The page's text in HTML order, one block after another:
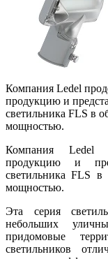
Компания Ledel
продукцию и
светильника FLS в
мощностью.
Компания Ledel
продукцию и
светильника FLS в
мощностью.
Эта серия
небольших
придомовые
светильников